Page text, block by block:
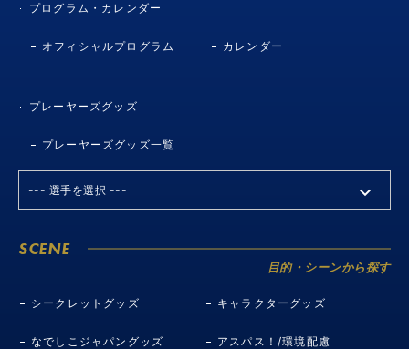
プログラム・カレンダー
オフィシャルプログラム カレンダー
プレーヤーズグッズ
プレーヤーズグッズ一覧
SCENE
目的・シーンから探す
シークレットグッズ キャラクターグッズ
なでしこジャパングッズ アスパス！/環境配慮